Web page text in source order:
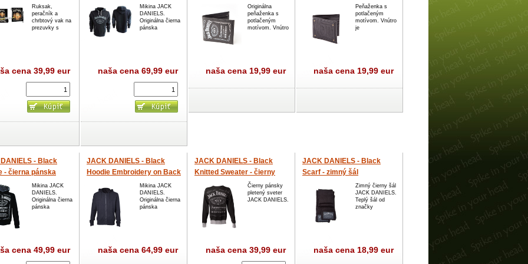
(ruksak, peračník
prezuvky)
Ruksak,
peračník a
chrbtový vak na
prezuvky s
cena 39,99 eur
pánska mikina
Mikina JACK
DANIELS.
Originálna čierna
pánska
naša cena 69,99 eur
Originálna
peňaženka s
potlačeným
motívom. Vnútro
naša cena 19,99 eur
Peňaženka s
potlačeným
motívom. Vnútro
je
naša cena 19,99 eur
- Black
- čierna pánska
Mikina JACK
DANIELS.
Originálna čierna
pánska
cena 49,99 eur
JACK DANIELS - Black
Hoodie Embroidery on Back
- čierna pánska mikina
Mikina JACK
DANIELS.
Originálna čierna
pánska
naša cena 64,99 eur
JACK DANIELS - Black
Knitted Sweater - čierny
pletený sveter
Čierny pánsky
pletený sveter
JACK DANIELS.
naša cena 39,99 eur
JACK DANIELS - Black
Scarf - zimný šál
Zimný čierny šál
JACK DANIELS.
Teplý šál od
značky
naša cena 18,99 eur